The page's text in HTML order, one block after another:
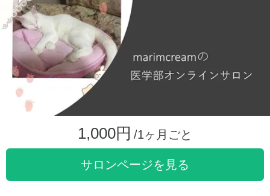
1,000円 /1ヶ月ごと
サロンページを見る